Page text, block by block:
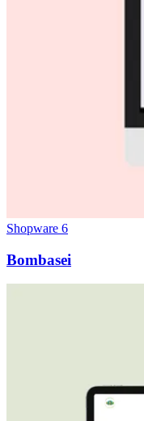
Shopware 6
Bombasei